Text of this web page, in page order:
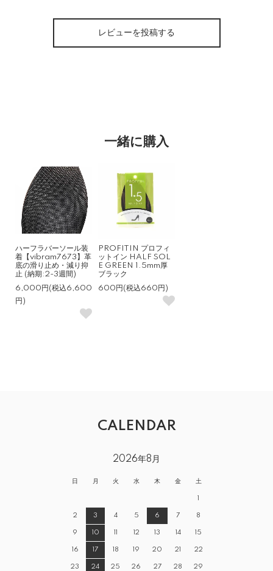
レビューを投稿する
一緒に購入
ハーフラバーソール装
着【vibram7673】革
底の滑り止め・減り抑
止 (納期:2-3週間)
6,000円(税込6,600
円)
PROFITIN プロフィ
ットイン HALF SOL
E GREEN 1.5mm厚
ブラック
600円(税込660円)
CALENDAR
2026年8月
日 月 火 水 木 金 土
1
2 3 4 5 6 7 8
9 10 11 12 13 14 15
16 17 18 19 20 21 22
23 24 25 26 27 28 29